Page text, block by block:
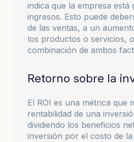
indica que la empresa está
ingresos. Esto puede
de las ventas, a un
los productos o servicios,
combinación de ambos
Retorno sobre la
El ROI es una métrica que
rentabilidad de una
dividiendo los beneficios
inversión por el costo de